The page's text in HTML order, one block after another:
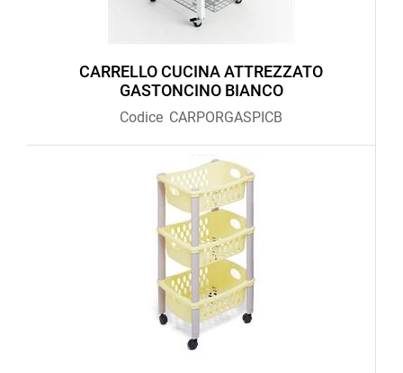
CARRELLO CUCINA ATTREZZATO
GASTONCINO BIANCO
Codice CARPORGASPICB